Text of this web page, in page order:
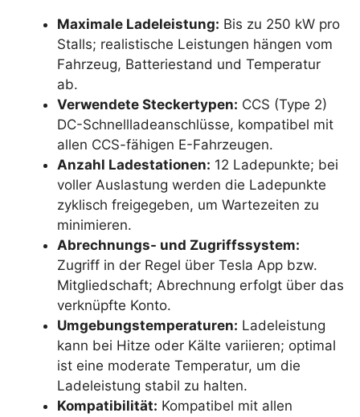
Maximale Ladeleistung: Bis zu 250 kW pro
Stalls; realistische Leistungen hängen vom
Fahrzeug, Batteriestand und Temperatur
ab.
Verwendete Steckertypen: CCS (Type 2)
DC-Schnellladeanschlüsse, kompatibel mit
allen CCS-fähigen E-Fahrzeugen.
Anzahl Ladestationen: 12 Ladepunkte; bei
voller Auslastung werden die Ladepunkte
zyklisch freigegeben, um Wartezeiten zu
minimieren.
Abrechnungs- und Zugriffssystem:
Zugriff in der Regel über Tesla App bzw.
Mitgliedschaft; Abrechnung erfolgt über das
verknüpfte Konto.
Umgebungstemperaturen: Ladeleistung
kann bei Hitze oder Kälte variieren; optimal
ist eine moderate Temperatur, um die
Ladeleistung stabil zu halten.
Kompatibilität: Kompatibel mit allen